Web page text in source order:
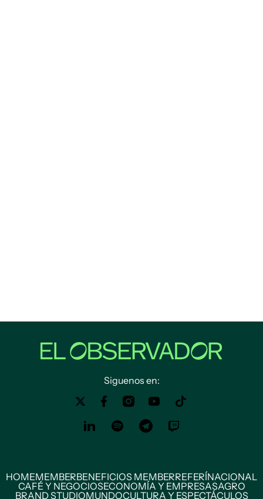
Siguenos en:
HOMEMEMBERBENEFICIOS MEMBERREFERÍNACIONAL
CAFÉ Y NEGOCIOSECONOMÍA Y EMPRESASAGRO
BRAND STUDIOMUNDOCULTURA Y ESPECTÁCULOS